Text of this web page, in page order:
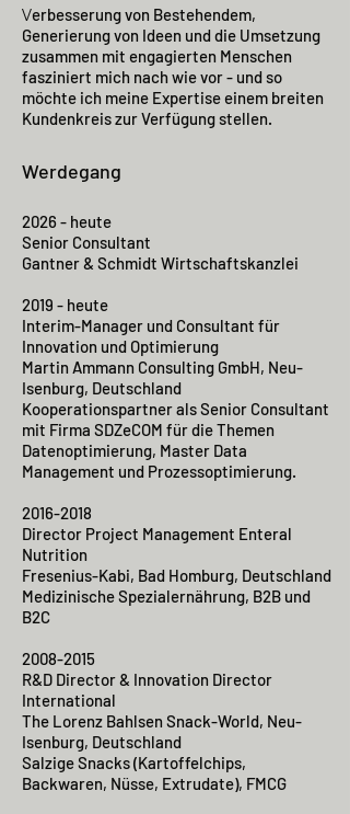
Verbesserung von Bestehendem,
Generierung von Ideen und die Umsetzung
zusammen mit engagierten Menschen
fasziniert mich nach wie vor - und so
möchte ich meine Expertise einem breiten
Kundenkreis zur Verfügung stellen.
Werdegang
2026 - heute
Senior Consultant
Gantner & Schmidt Wirtschaftskanzlei
2019 - heute
Interim-Manager und Consultant für
Innovation und Optimierung
Martin Ammann Consulting GmbH, Neu-
Isenburg, Deutschland
Kooperationspartner als Senior Consultant
mit Firma SDZeCOM für die Themen
Datenoptimierung, Master Data
Management und Prozessoptimierung.
2016-2018
Director Project Management Enteral
Nutrition
Fresenius-Kabi, Bad Homburg, Deutschland
Medizinische Spezialernährung, B2B und
B2C
2008-2015
R&D Director & Innovation Director
International
The Lorenz Bahlsen Snack-World, Neu-
Isenburg, Deutschland
Salzige Snacks (Kartoffelchips,
Backwaren, Nüsse, Extrudate), FMCG